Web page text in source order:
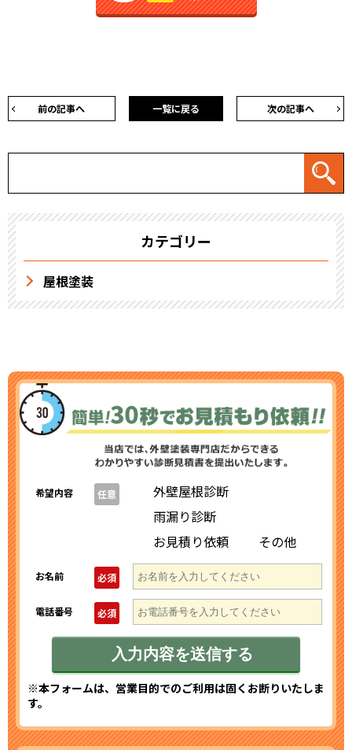
前の記事へ 次の記事へ
一覧に戻る
カテゴリー
屋根塗装
希望内容 任意
外壁屋根診断
雨漏り診断
お見積り依頼
その他
お名前 必須
電話番号 必須
※本フォームは、営業目的でのご利用は固くお断りいたしま
す。